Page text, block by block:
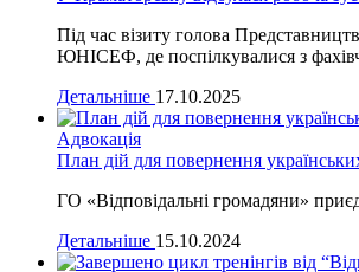
Під час візиту голова
ЮНІСЕФ, де поспілкувалися з
Детальніше 17.10.2025
Адвокація
План дій для повернення
ГО «Відповідальні громадяни»
Детальніше 15.10.2024